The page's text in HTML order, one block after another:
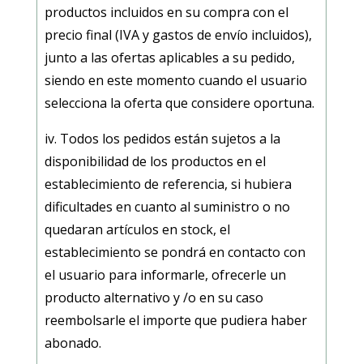
productos incluidos en su compra con el
precio final (IVA y gastos de envío incluidos),
junto a las ofertas aplicables a su pedido,
siendo en este momento cuando el usuario
selecciona la oferta que considere oportuna.
iv. Todos los pedidos están sujetos a la
disponibilidad de los productos en el
establecimiento de referencia, si hubiera
dificultades en cuanto al suministro o no
quedaran artículos en stock, el
establecimiento se pondrá en contacto con
el usuario para informarle, ofrecerle un
producto alternativo y /o en su caso
reembolsarle el importe que pudiera haber
abonado.